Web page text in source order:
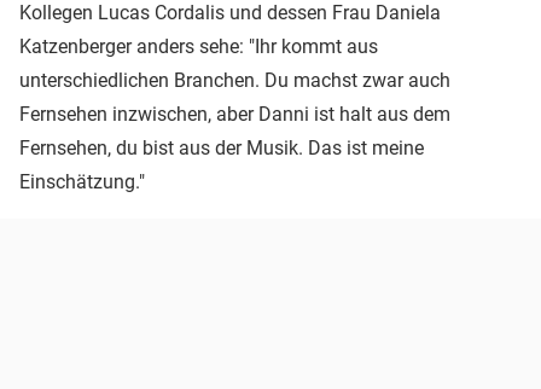
Kollegen Lucas Cordalis und dessen Frau Daniela
Katzenberger anders sehe: "Ihr kommt aus
unterschiedlichen Branchen. Du machst zwar auch
Fernsehen inzwischen, aber Danni ist halt aus dem
Fernsehen, du bist aus der Musik. Das ist meine
Einschätzung."